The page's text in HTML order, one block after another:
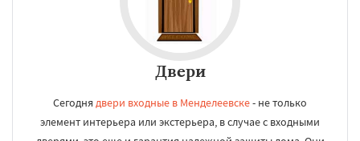
Двери
Сегодня двери входные в Менделеевске- не только
элемент интерьера или экстерьера, в случае с входными